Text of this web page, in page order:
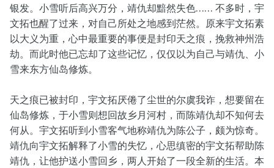
银发。小雪听后高兴万分，靖仇却黯然失色…… 不多时，宇
文拓也醒了过来，对自己所处之地感到茫然。原来宇文拓素
以大义为重，心中最重要的事便是封印天之痕，挽救神州浩
劫。而此时他已忘却了这些记忆，仅仅以为自己与靖仇、小
雪来东方仙岛修炼。
天之痕已被封印，宇文拓厌倦了尘世的尔虞我诈，想要留在
仙岛修炼，于小雪则想回故乡月河村，而陈靖仇却不知何去
何从。宇文拓听到小雪客气地称靖仇为陈公子，颇为惊奇。
靖仇向宇文拓解释了小雪的失忆，心思缜密的宇文拓帮助陈
靖仇，让他护送小雪回乡，两人开始了一段全新的生活。本